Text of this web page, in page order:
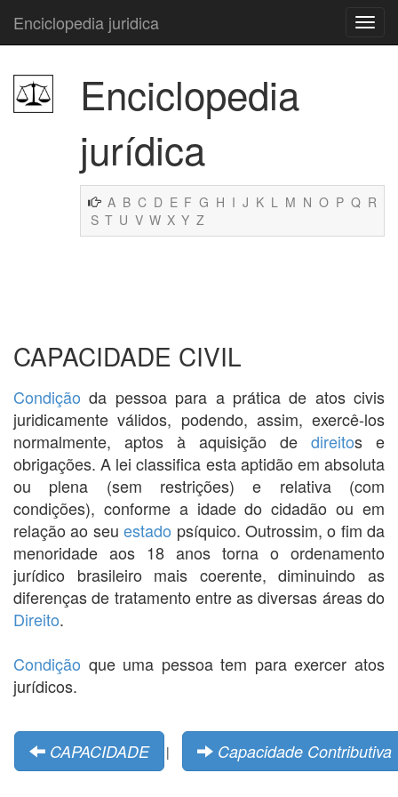
Enciclopedia juridica
Enciclopedia
jurídica
A B C D E F G H I J K L M N O P Q R
S T U V W X Y Z
CAPACIDADE CIVIL
Condição da pessoa para a prática de atos civis
juridicamente válidos, podendo, assim, exercê-los
normalmente, aptos à aquisição de direitos e
obrigações. A lei classifica esta aptidão em absoluta
ou plena (sem restrições) e relativa (com
condições), conforme a idade do cidadão ou em
relação ao seuestado psíquico. Outrossim, o fim da
menoridade aos 18 anos torna o ordenamento
jurídico brasileiro mais coerente, diminuindo as
diferenças de tratamento entre as diversas áreas do
Direito.
Condição que uma pessoa tem para exercer atos
jurídicos.
CAPACIDADE | Capacidade Contributiva